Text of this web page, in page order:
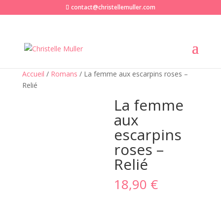
contact@christellemuller.com
Accueil / Romans / La femme aux escarpins roses –
Relié
La femme
aux
escarpins
roses –
Relié
18,90 €